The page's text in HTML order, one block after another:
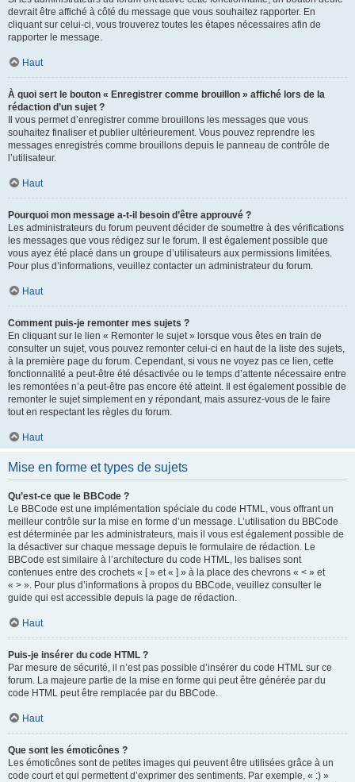
devrait être affiché à côté du message que vous souhaitez rapporter. En
cliquant sur celui-ci, vous trouverez toutes les étapes nécessaires afin de
rapporter le message.
Haut
À quoi sert le bouton « Enregistrer comme brouillon » affiché lors de la
rédaction d’un sujet ?
Il vous permet d’enregistrer comme brouillons les messages que vous
souhaitez finaliser et publier ultérieurement. Vous pouvez reprendre les
messages enregistrés comme brouillons depuis le panneau de contrôle de
l’utilisateur.
Haut
Pourquoi mon message a-t-il besoin d’être approuvé ?
Les administrateurs du forum peuvent décider de soumettre à des vérifications
les messages que vous rédigez sur le forum. Il est également possible que
vous ayez été placé dans un groupe d’utilisateurs aux permissions limitées.
Pour plus d’informations, veuillez contacter un administrateur du forum.
Haut
Comment puis-je remonter mes sujets ?
En cliquant sur le lien « Remonter le sujet » lorsque vous êtes en train de
consulter un sujet, vous pouvez remonter celui-ci en haut de la liste des sujets,
à la première page du forum. Cependant, si vous ne voyez pas ce lien, cette
fonctionnalité a peut-être été désactivée ou le temps d’attente nécessaire entre
les remontées n’a peut-être pas encore été atteint. Il est également possible de
remonter le sujet simplement en y répondant, mais assurez-vous de le faire
tout en respectant les règles du forum.
Haut
Mise en forme et types de sujets
Qu’est-ce que le BBCode ?
Le BBCode est une implémentation spéciale du code HTML, vous offrant un
meilleur contrôle sur la mise en forme d’un message. L’utilisation du BBCode
est déterminée par les administrateurs, mais il vous est également possible de
la désactiver sur chaque message depuis le formulaire de rédaction. Le
BBCode est similaire à l’architecture du code HTML, les balises sont
contenues entre des crochets « [ » et « ] » à la place des chevrons « < » et
« > ». Pour plus d’informations à propos du BBCode, veuillez consulter le
guide qui est accessible depuis la page de rédaction.
Haut
Puis-je insérer du code HTML ?
Par mesure de sécurité, il n’est pas possible d’insérer du code HTML sur ce
forum. La majeure partie de la mise en forme qui peut être générée par du
code HTML peut être remplacée par du BBCode.
Haut
Que sont les émoticônes ?
Les émoticônes sont de petites images qui peuvent être utilisées grâce à un
code court et qui permettent d’exprimer des sentiments. Par exemple, « :) »